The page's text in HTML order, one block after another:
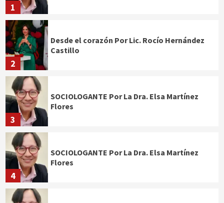
1
2
Desde el corazón Por Lic. Rocío Hernández
Castillo
3
SOCIOLOGANTE Por La Dra. Elsa Martínez
Flores
4
SOCIOLOGANTE Por La Dra. Elsa Martínez
Flores